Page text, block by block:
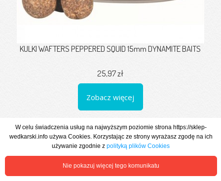
KULKI WAFTERS PEPPERED SQUID 15mm DYNAMITE BAITS
25,97 zł
Zobacz więcej
W celu świadczenia usług na najwyższym poziomie strona https://sklep-
wedkarski.info używa Cookies. Korzystając ze strony wyrażasz zgodę na ich
używanie zgodnie zpolityką plików Cookies
Nie pokazuj więcej tego komunikatu